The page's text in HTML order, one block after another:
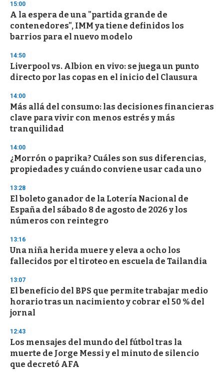
d
s
o
f
3
s
e
c
o
d
s
15:00
A la espera de una "partida grande de
contenedores", IMM ya tiene definidos los
barrios para el nuevo modelo
14:50
Liverpool vs. Albion en vivo: se juega un punto
directo por las copas en el inicio del Clausura
14:00
Más allá del consumo: las decisiones financieras
clave para vivir con menos estrés y más
tranquilidad
14:00
¿Morrón o paprika? Cuáles son sus diferencias,
propiedades y cuándo conviene usar cada uno
13:28
El boleto ganador de la Lotería Nacional de
España del sábado 8 de agosto de 2026 y los
números con reintegro
13:16
Una niña herida muere y eleva a ocho los
fallecidos por el tiroteo en escuela de Tailandia
13:07
El beneficio del BPS que permite trabajar medio
horario tras un nacimiento y cobrar el 50 % del
jornal
12:43
Los mensajes del mundo del fútbol tras la
muerte de Jorge Messi y el minuto de silencio
que decretó AFA